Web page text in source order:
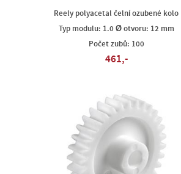
Reely polyacetal čelní ozubené kolo
Typ modulu: 1.0 Ø otvoru: 12 mm
Počet zubů: 100
461,-